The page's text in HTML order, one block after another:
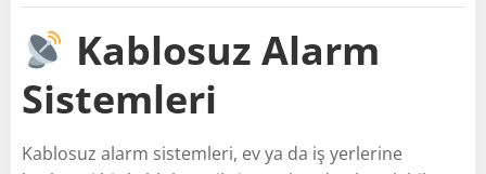
Kablosuz Alarm
Sistemleri
Kablosuz alarm sistemleri, ev ya da iş yerlerine